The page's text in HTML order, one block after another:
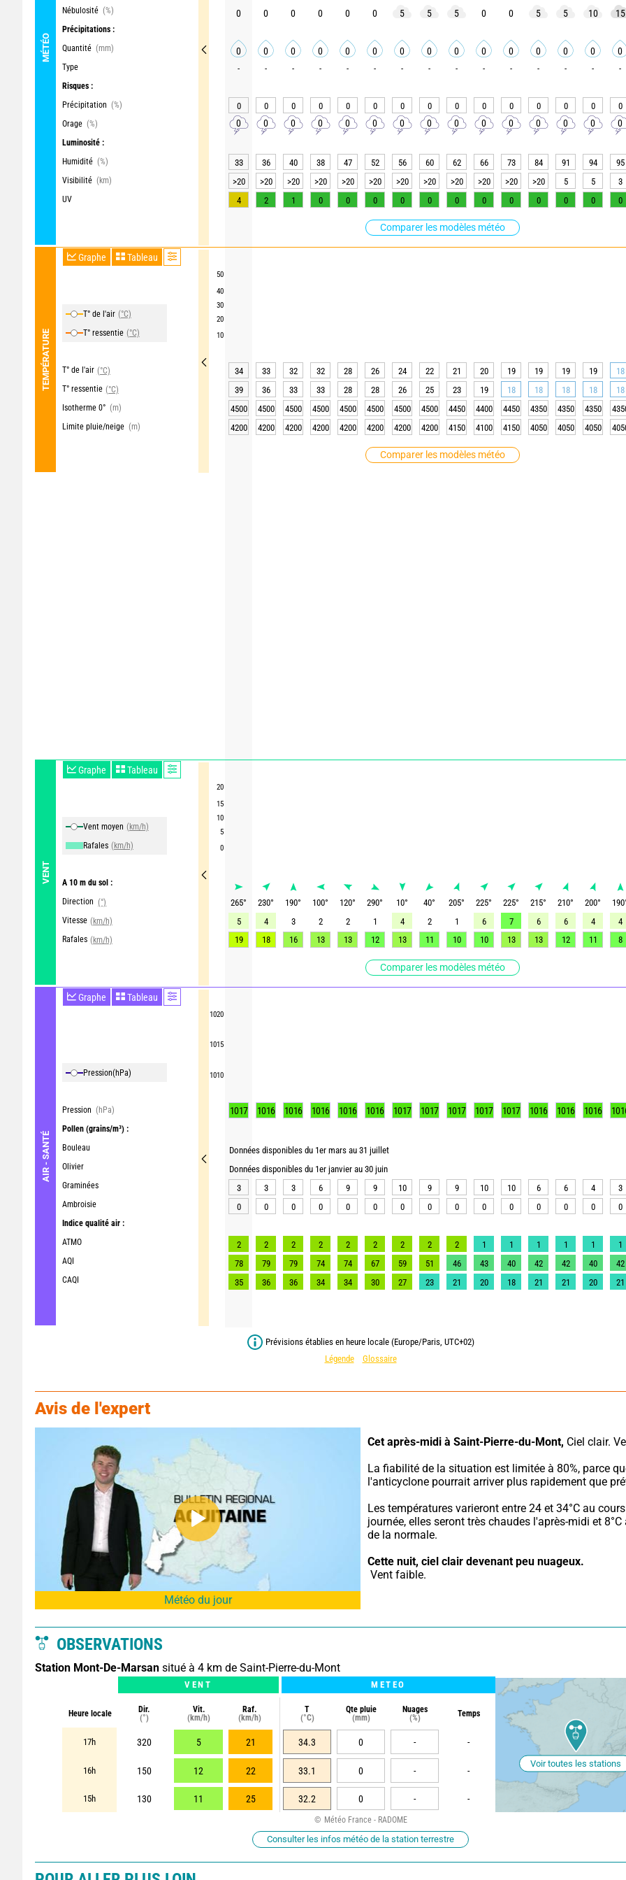
MÉTÉO
Nébulosité (%)
Précipitations :
Quantité (mm)
Type
Risques :
Précipitation (%)
Orage (%)
Luminosité :
Humidité (%)
Visibilité (km)
UV
Comparer les modèles météo
TEMPÉRATURE
Graphe Tableau
T° de l'air (°C)
T° ressentie (°C)
T° de l'air (°C)
T° ressentie (°C)
Isotherme 0° (m)
Limite pluie/neige (m)
Comparer les modèles météo
VENT
Graphe Tableau
Vent moyen (km/h)
Rafales (km/h)
A 10 m du sol :
Direction (°)
Vitesse (km/h)
Rafales (km/h)
Comparer les modèles météo
AIR - SANTÉ
Graphe Tableau
Pression(hPa)
Pression (hPa)
Pollen (grains/m³) :
Bouleau
Olivier
Graminées
Ambroisie
Indice qualité air :
ATMO
AQI
CAQI
50
40
30
20
10
20
15
10
5
0
1020
1015
1010
0 0 0 0 0 0 5 5 5 0 0 5 5 10 15
0 0 0 0 0 0 0 0 0 0 0 0 0 0 0
- - - - - - - - - - - - - - -
0 0 0 0 0 0 0 0 0 0 0 0 0 0 0
0 0 0 0 0 0 0 0 0 0 0 0 0 0 0
33 36 40 38 47 52 56 60 62 66 73 84 91 94 95
>20
>20 >20 >20 >20 >20 >20 >20 >20 >20 >20 >20 5 5 3
4
2 1 0 0 0 0 0 0 0 0 0 0 0 0
34 33 32 32 28 26 24 22 21 20 19 19 19 19 18
39
36 33 33 28 28 26 25 23 19 18 18 18 18 18
4500
4500 4500 4500 4500 4500 4500 4500 4450 4400 4450 4350 4350 4350
4200
4200 4200 4200 4200 4200 4200 4200 4150 4100 4150 4050 4050 4050
265° 230° 190° 100° 120° 290° 10° 40° 205° 225° 225° 215° 210° 200° 190
5
4 3 2 2 1 4 2 1 6 7 6 6 4 4
19
18 16 13 13 12 13 11 10 10 13 13 12 11 8
1017 1016 1016 1016 1016 1016 1017 1017 1017 1017 1017 1016 1016 1016
Données disponibles du 1er mars au 31 juillet
Données disponibles du 1er janvier au 30 juin
3
3 3 6 9 9 10 9 9 10 10 6 6 4 3
0
0 0 0 0 0 0 0 0 0 0 0 0 0 0
2 2 2 2 2 2 2 2 2 1 1 1 1 1 1
78
79 79 74 74 67 59 51 46 43 40 42 42 40 42
35
36 36 34 34 30 27 23 21 20 18 21 21 20 21
Prévisions établies en heure locale (Europe/Paris, UTC+02)
Légende
Glossaire
Avis de l'expert
Météo du jour
Cet après-midi à Saint-Pierre-du-Mont, Ciel clair.
La fiabilité de la situation est limitée à 80%, parce
l'anticyclone pourrait arriver plus rapidement que
Les températures varieront entre 24 et 34°C au
journée, elles seront très chaudes l'après-midi et 8°C
de la normale.
Cette nuit, ciel clair devenant peu nuageux.
Vent faible.
OBSERVATIONS
Station Mont-De-Marsan situé à 4 km de Saint-Pierre-du-Mont
VENT METEO
Heure locale
Dir.
(°)
Vit.
(km/h)
Raf.
(km/h)
T
(°C)
Qte pluie
(mm)
Nuages
(%)
Temps
17h 320 5 21 34.3 0 - -
16h 150 12 22 33.1 0 - -
15h 130 11 25 32.2 0 - -
Voir toutes les stations
Météo France - RADOME
Consulter les infos météo de la station terrestre